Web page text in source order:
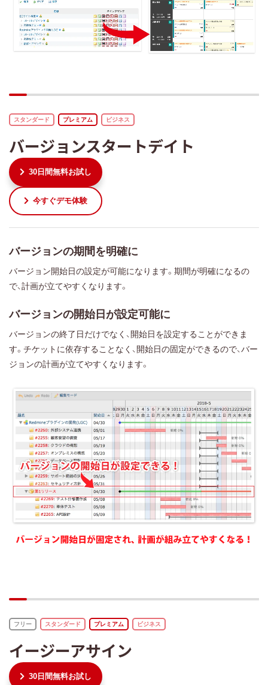
スタンダード プレミアム ビジネス
バージョンスタートデイト
30日間無料お試し
今すぐデモ体験
バージョンの期間を明確に
バージョン開始日の設定が可能になります。期間が明確になるの
で、計画が立てやすくなります。
バージョンの開始日が設定可能に
バージョンの終了日だけでなく、開始日を設定することができま
す。チケットに依存することなく、開始日の固定ができるので、バー
ジョンの計画が立てやすくなります。
フリー スタンダード プレミアム ビジネス
イージーアサイン
30日間無料お試し